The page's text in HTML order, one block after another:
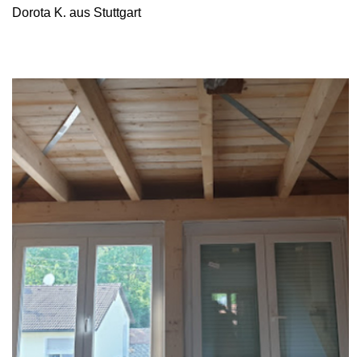
Dorota K. aus Stuttgart